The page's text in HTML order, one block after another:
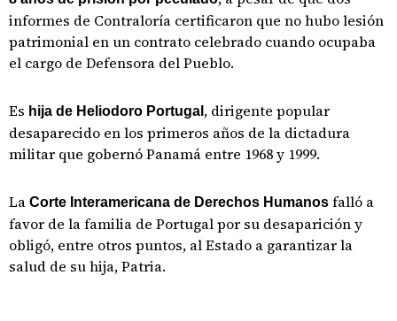
informes de Contraloría certificaron que no hubo lesión
patrimonial en un contrato celebrado cuando ocupaba
el cargo de Defensora del Pueblo.
Es hija de Heliodoro Portugal , dirigente popular
desaparecido en los primeros años de la dictadura
militar que gobernó Panamá entre 1968 y 1999.
La Corte Interamericana de Derechos Humanos falló a
favor de la familia de Portugal por su desaparición y
obligó, entre otros puntos, al Estado a garantizar la
salud de su hija, Patria.